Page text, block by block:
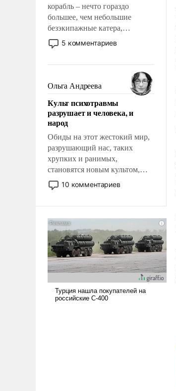
корабль – нечто гораздо
большее, чем небольшие
безэкипажные катера,
применение которых уже
стало обыденностью. Задача по
сложна и амбициозна. Однако
и ее реализация радикально
поднимет наши боевые
возможности.
5 комментариев
Ольга Андреева
Культ психотравмы
разрушает и человека, и
народ
Обиды на этот жестокий мир,
разрушающий нас, таких
хрупких и ранимых,
становятся новым культом,
постепенно вытесняя и
отменяя традиционное
ударами судьбы, брать на себя
ответственность, помогать
слабым, идти вперед и
адаптироваться.
10 комментариев